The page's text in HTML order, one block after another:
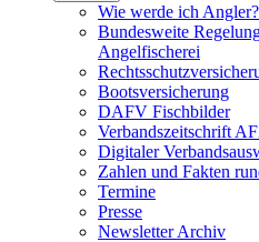
Wie werde ich Angler?
Bundesweite
Angelfischerei
Bootsversicherung
DAFV Fischbilder
Verbandszeitschrift
Digitaler
Zahlen und Fakten
Termine
Presse
Newsletter Archiv